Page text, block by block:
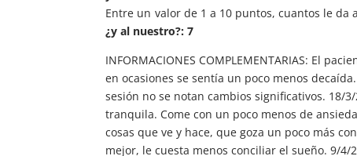
Entre un valor de 1 a 10 puntos, cuantos le
¿y al nuestro?: 7
INFORMACIONES COMPLEMENTARIAS: El
en ocasiones se sentía un poco menos
sesión no se notan cambios significativos. 18/
tranquila. Come con un poco menos de
cosas que ve y hace, que goza un poco más
mejor, le cuesta menos conciliar el sueño. 9/4/